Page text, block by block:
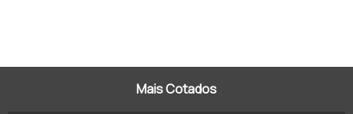
Mais Cotados